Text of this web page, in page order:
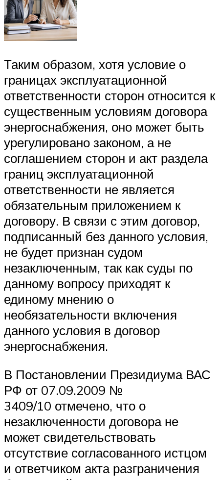
Таким образом, хотя условие о
границах эксплуатационной
ответственности сторон относится к
существенным условиям договора
энергоснабжения, оно может быть
урегулировано законом, а не
соглашением сторон и акт раздела
границ эксплуатационной
ответственности не является
обязательным приложением к
договору. В связи с этим договор,
подписанный без данного условия,
не будет признан судом
незаключенным, так как суды по
данному вопросу приходят к
единому мнению о
необязательности включения
данного условия в договор
энергоснабжения.
В Постановлении Президиума ВАС
РФ от 07.09.2009 №
3409/10 отмечено, что о
незаключенности договора не
может свидетельствовать
отсутствие согласованного истцом
и ответчиком акта разграничения